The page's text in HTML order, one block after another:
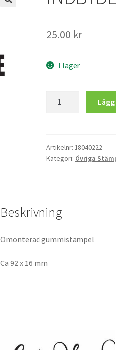
25.00 kr
I lager
Artikelnr: 18040222
Kategori: Övriga
Beskrivning
Omonterad gummistämpel
Ca 92 x 16 mm